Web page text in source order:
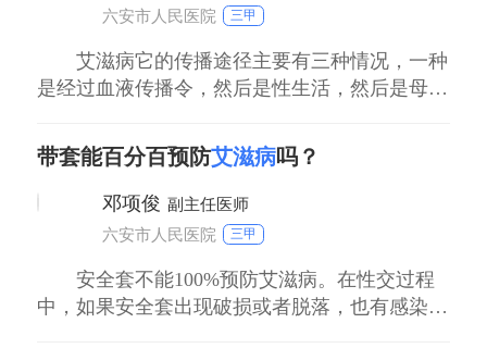
进行有创的操作，比如静脉吸毒，比如纹身就有
六安市人民医院 三甲
艾滋病它的传播途径主要有三种情况，一种
是经过血液传播令，然后是性生活，然后是母婴
避孕套，它有预防性病和艾滋病的作用，避孕套
只要在使用的过程当中没有表现出破裂和脱落的
现象，肯定有预防艾滋病的作用。饮食以清淡、
易消化的食物为主，戒烟忌酒，防止质硬、生
带套能百分百预防艾滋病吗？
邓项俊 副主任医师
六安市人民医院
三甲
安全套不能100%预防艾滋病。在性交过程
中，如果安全套出现破损或者脱落，也有感染艾